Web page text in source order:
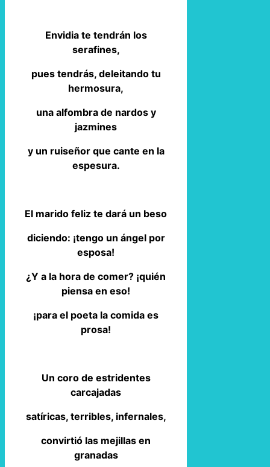
Envidia te tendrán los
serafines,
pues tendrás, deleitando tu
hermosura,
una alfombra de nardos y
jazmines
y un ruiseñor que cante en la
espesura.
El marido feliz te dará un beso
diciendo: ¡tengo un ángel por
esposa!
¿Y a la hora de comer? ¡quién
piensa en eso!
¡para el poeta la comida es
prosa!
Un coro de estridentes
carcajadas
satíricas, terribles, infernales,
convirtió las mejillas en
granadas